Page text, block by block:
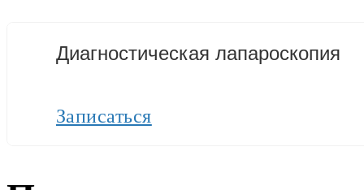
Диагностическая лапароскопия
Записаться